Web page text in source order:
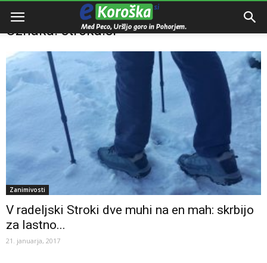
Domov Stroka.si
Oznaka: stroka.si
Zanimivosti
V radeljski Stroki dve muhi na en mah: skrbijo
za lastno...
21. januarja, 2017